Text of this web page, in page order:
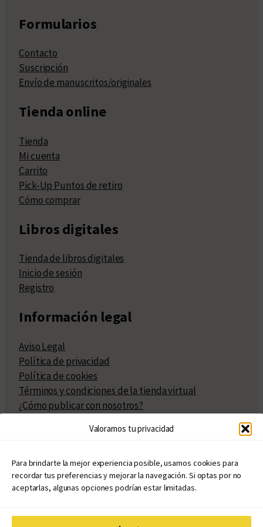
Valoramos tu privacidad
Para brindarte la mejor experiencia posible, usamos cookies para
recordar tus preferencias y mejorar la navegación. Si optas por no
aceptarlas, algunas opciones podrían estar limitadas.
Formularios
Contacto
Suscripción
Envío de manuscritos/originales
Tienda online
Tienda
Mi cuenta
Carrito
Pick-Up Puntos de retiro
Cómo comprar
Libros digitales
Tienda de libros digitales
Inicio de sesión
Registro
Información legal
Aviso Legal
Política de privacidad
Política de cookies
Términos y condiciones de la tienda virtual
¿Cómo publicar con nosotros?
Políticas de publicación
Políticas de coedición
Atribuciones